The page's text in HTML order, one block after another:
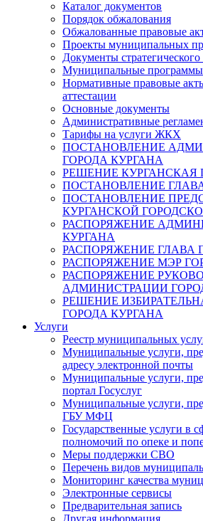
Каталог документов
Порядок обжалования
Обжалованные правовые
Проекты муниципальных
Документы
Муниципальные программы
Нормативные правовые
аттестации
Основные документы
Административные
Тарифы на услуги ЖКХ
ПОСТАНОВЛЕНИЕ
ГОРОДА КУРГАНА
РЕШЕНИЕ КУРГАНСКАЯ
ПОСТАНОВЛЕНИЕ
ПОСТАНОВЛЕНИЕ
КУРГАНСКОЙ
РАСПОРЯЖЕНИЕ
КУРГАНА
РАСПОРЯЖЕНИЕ ГЛАВА
РАСПОРЯЖЕНИЕ МЭР
РАСПОРЯЖЕНИЕ
АДМИНИСТРАЦИИ
РЕШЕНИЕ
ГОРОДА КУРГАНА
Услуги
Реестр муниципальных
Муниципальные услуги,
адресу электронной почты
Муниципальные услуги,
портал Госуслуг
Муниципальные услуги,
ГБУ МФЦ
Государственные услуги в
полномочий по опеке и
Меры поддержки СВО
Перечень видов
Мониторинг качества
Электронные сервисы
Предварительная запись
Другая информация